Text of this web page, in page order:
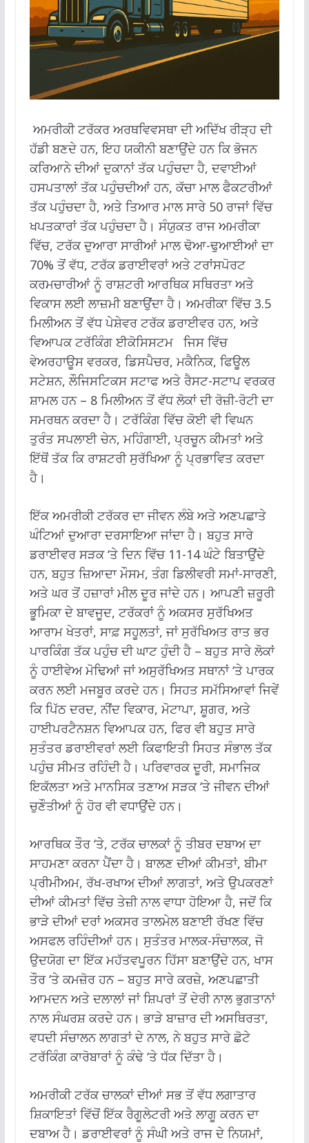
ਅਮਰੀਕੀ ਟਰੱਕਰ ਅਰਥਵਿਵਸਥਾ ਦੀ ਅਦਿੱਖ ਰੀੜ੍ਹ ਦੀ
ਹੱਡੀ ਬਣਦੇ ਹਨ, ਇਹ ਯਕੀਨੀ ਬਣਾਉਂਦੇ ਹਨ ਕਿ ਭੋਜਨ
ਕਰਿਆਨੇ ਦੀਆਂ ਦੁਕਾਨਾਂ ਤੱਕ ਪਹੁੰਚਦਾ ਹੈ, ਦਵਾਈਆਂ
ਹਸਪਤਾਲਾਂ ਤੱਕ ਪਹੁੰਚਦੀਆਂ ਹਨ, ਕੱਚਾ ਮਾਲ ਫੈਕਟਰੀਆਂ
ਤੱਕ ਪਹੁੰਚਦਾ ਹੈ, ਅਤੇ ਤਿਆਰ ਮਾਲ ਸਾਰੇ 50 ਰਾਜਾਂ ਵਿੱਚ
ਖਪਤਕਾਰਾਂ ਤੱਕ ਪਹੁੰਚਦਾ ਹੈ। ਸੰਯੁਕਤ ਰਾਜ ਅਮਰੀਕਾ
ਵਿੱਚ, ਟਰੱਕ ਦੁਆਰਾ ਸਾਰੀਆਂ ਮਾਲ ਢੋਆ-ਢੁਆਈਆਂ ਦਾ
70% ਤੋਂ ਵੱਧ, ਟਰੱਕ ਡਰਾਈਵਰਾਂ ਅਤੇ ਟਰਾਂਸਪੋਰਟ
ਕਰਮਚਾਰੀਆਂ ਨੂੰ ਰਾਸ਼ਟਰੀ ਆਰਥਿਕ ਸਥਿਰਤਾ ਅਤੇ
ਵਿਕਾਸ ਲਈ ਲਾਜ਼ਮੀ ਬਣਾਉਂਦਾ ਹੈ। ਅਮਰੀਕਾ ਵਿੱਚ 3.5
ਮਿਲੀਅਨ ਤੋਂ ਵੱਧ ਪੇਸ਼ੇਵਰ ਟਰੱਕ ਡਰਾਈਵਰ ਹਨ, ਅਤੇ
ਵਿਆਪਕ ਟਰੱਕਿੰਗ ਈਕੋਸਿਸਟਮ ਜਿਸ ਵਿੱਚ
ਵੇਅਰਹਾਊਸ ਵਰਕਰ, ਡਿਸਪੈਚਰ, ਮਕੈਨਿਕ, ਫਿਊਲ
ਸਟੇਸ਼ਨ, ਲੌਜਿਸਟਿਕਸ ਸਟਾਫ ਅਤੇ ਰੈਸਟ-ਸਟਾਪ ਵਰਕਰ
ਸ਼ਾਮਲ ਹਨ – 8 ਮਿਲੀਅਨ ਤੋਂ ਵੱਧ ਲੋਕਾਂ ਦੀ ਰੋਜ਼ੀ-ਰੋਟੀ ਦਾ
ਸਮਰਥਨ ਕਰਦਾ ਹੈ। ਟਰੱਕਿੰਗ ਵਿੱਚ ਕੋਈ ਵੀ ਵਿਘਨ
ਤੁਰੰਤ ਸਪਲਾਈ ਚੇਨ, ਮਹਿੰਗਾਈ, ਪ੍ਰਚੂਨ ਕੀਮਤਾਂ ਅਤੇ
ਇੱਥੋਂ ਤੱਕ ਕਿ ਰਾਸ਼ਟਰੀ ਸੁਰੱਖਿਆ ਨੂੰ ਪ੍ਰਭਾਵਿਤ ਕਰਦਾ
ਹੈ।
ਇੱਕ ਅਮਰੀਕੀ ਟਰੱਕਰ ਦਾ ਜੀਵਨ ਲੰਬੇ ਅਤੇ ਅਣਪਛਾਤੇ
ਘੰਟਿਆਂ ਦੁਆਰਾ ਦਰਸਾਇਆ ਜਾਂਦਾ ਹੈ। ਬਹੁਤ ਸਾਰੇ
ਡਰਾਈਵਰ ਸੜਕ ‘ਤੇ ਦਿਨ ਵਿੱਚ 11-14 ਘੰਟੇ ਬਿਤਾਉਂਦੇ
ਹਨ, ਬਹੁਤ ਜ਼ਿਆਦਾ ਮੌਸਮ, ਤੰਗ ਡਿਲੀਵਰੀ ਸਮਾਂ-ਸਾਰਣੀ,
ਅਤੇ ਘਰ ਤੋਂ ਹਜ਼ਾਰਾਂ ਮੀਲ ਦੂਰ ਜਾਂਦੇ ਹਨ। ਆਪਣੀ ਜ਼ਰੂਰੀ
ਭੂਮਿਕਾ ਦੇ ਬਾਵਜੂਦ, ਟਰੱਕਰਾਂ ਨੂੰ ਅਕਸਰ ਸੁਰੱਖਿਅਤ
ਆਰਾਮ ਖੇਤਰਾਂ, ਸਾਫ਼ ਸਹੂਲਤਾਂ, ਜਾਂ ਸੁਰੱਖਿਅਤ ਰਾਤ ਭਰ
ਪਾਰਕਿੰਗ ਤੱਕ ਪਹੁੰਚ ਦੀ ਘਾਟ ਹੁੰਦੀ ਹੈ – ਬਹੁਤ ਸਾਰੇ ਲੋਕਾਂ
ਨੂੰ ਹਾਈਵੇਅ ਮੋਢਿਆਂ ਜਾਂ ਅਸੁਰੱਖਿਅਤ ਸਥਾਨਾਂ ‘ਤੇ ਪਾਰਕ
ਕਰਨ ਲਈ ਮਜਬੂਰ ਕਰਦੇ ਹਨ। ਸਿਹਤ ਸਮੱਸਿਆਵਾਂ ਜਿਵੇਂ
ਕਿ ਪਿੱਠ ਦਰਦ, ਨੀਂਦ ਵਿਕਾਰ, ਮੋਟਾਪਾ, ਸ਼ੂਗਰ, ਅਤੇ
ਹਾਈਪਰਟੈਨਸ਼ਨ ਵਿਆਪਕ ਹਨ, ਫਿਰ ਵੀ ਬਹੁਤ ਸਾਰੇ
ਸੁਤੰਤਰ ਡਰਾਈਵਰਾਂ ਲਈ ਕਿਫਾਇਤੀ ਸਿਹਤ ਸੰਭਾਲ ਤੱਕ
ਪਹੁੰਚ ਸੀਮਤ ਰਹਿੰਦੀ ਹੈ। ਪਰਿਵਾਰਕ ਦੂਰੀ, ਸਮਾਜਿਕ
ਇਕੱਲਤਾ ਅਤੇ ਮਾਨਸਿਕ ਤਣਾਅ ਸੜਕ ‘ਤੇ ਜੀਵਨ ਦੀਆਂ
ਚੁਣੌਤੀਆਂ ਨੂੰ ਹੋਰ ਵੀ ਵਧਾਉਂਦੇ ਹਨ।
ਆਰਥਿਕ ਤੌਰ ‘ਤੇ, ਟਰੱਕ ਚਾਲਕਾਂ ਨੂੰ ਤੀਬਰ ਦਬਾਅ ਦਾ
ਸਾਹਮਣਾ ਕਰਨਾ ਪੈਂਦਾ ਹੈ। ਬਾਲਣ ਦੀਆਂ ਕੀਮਤਾਂ, ਬੀਮਾ
ਪ੍ਰੀਮੀਅਮ, ਰੱਖ-ਰਖਾਅ ਦੀਆਂ ਲਾਗਤਾਂ, ਅਤੇ ਉਪਕਰਣਾਂ
ਦੀਆਂ ਕੀਮਤਾਂ ਵਿੱਚ ਤੇਜ਼ੀ ਨਾਲ ਵਾਧਾ ਹੋਇਆ ਹੈ, ਜਦੋਂ ਕਿ
ਭਾੜੇ ਦੀਆਂ ਦਰਾਂ ਅਕਸਰ ਤਾਲਮੇਲ ਬਣਾਈ ਰੱਖਣ ਵਿੱਚ
ਅਸਫਲ ਰਹਿੰਦੀਆਂ ਹਨ। ਸੁਤੰਤਰ ਮਾਲਕ-ਸੰਚਾਲਕ, ਜੋ
ਉਦਯੋਗ ਦਾ ਇੱਕ ਮਹੱਤਵਪੂਰਨ ਹਿੱਸਾ ਬਣਾਉਂਦੇ ਹਨ, ਖਾਸ
ਤੌਰ ‘ਤੇ ਕਮਜ਼ੋਰ ਹਨ – ਬਹੁਤ ਸਾਰੇ ਕਰਜ਼ੇ, ਅਣਪਛਾਤੀ
ਆਮਦਨ ਅਤੇ ਦਲਾਲਾਂ ਜਾਂ ਸ਼ਿਪਰਾਂ ਤੋਂ ਦੇਰੀ ਨਾਲ ਭੁਗਤਾਨਾਂ
ਨਾਲ ਸੰਘਰਸ਼ ਕਰਦੇ ਹਨ। ਭਾੜੇ ਬਾਜ਼ਾਰ ਦੀ ਅਸਥਿਰਤਾ,
ਵਧਦੀ ਸੰਚਾਲਨ ਲਾਗਤਾਂ ਦੇ ਨਾਲ, ਨੇ ਬਹੁਤ ਸਾਰੇ ਛੋਟੇ
ਟਰੱਕਿੰਗ ਕਾਰੋਬਾਰਾਂ ਨੂੰ ਕੰਢੇ ‘ਤੇ ਧੱਕ ਦਿੱਤਾ ਹੈ।
ਅਮਰੀਕੀ ਟਰੱਕ ਚਾਲਕਾਂ ਦੀਆਂ ਸਭ ਤੋਂ ਵੱਧ ਲਗਾਤਾਰ
ਸ਼ਿਕਾਇਤਾਂ ਵਿੱਚੋਂ ਇੱਕ ਰੈਗੂਲੇਟਰੀ ਅਤੇ ਲਾਗੂ ਕਰਨ ਦਾ
ਦਬਾਅ ਹੈ। ਡਰਾਈਵਰਾਂ ਨੂੰ ਸੰਘੀ ਅਤੇ ਰਾਜ ਦੇ ਨਿਯਮਾਂ,